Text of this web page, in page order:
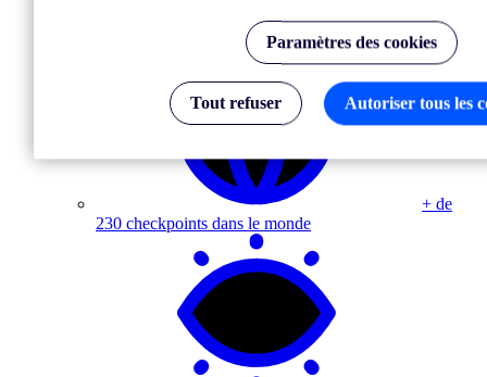
+ de
230 checkpoints dans le monde
Paramètres des cookies
Tout refuser Autoriser tous les